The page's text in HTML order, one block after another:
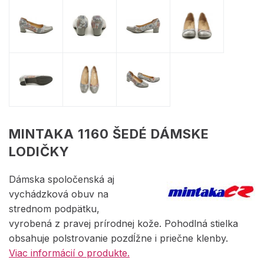
MINTAKA 1160 ŠEDÉ DÁMSKE
LODIČKY
Dámska spoločenská aj
vychádzková obuv na
strednom podpätku,
vyrobená z pravej prírodnej kože. Pohodlná stielka
obsahuje polstrovanie pozdĺžne i priečne klenby.
Viac informácií o produkte.